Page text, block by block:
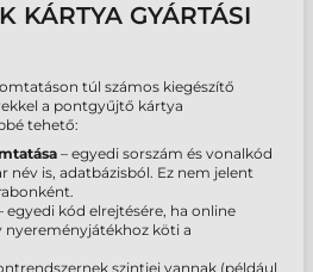
KÁRTYA GYÁRTÁSI
túl számos kiegészítő
a pontgyűjtő kártya
tehető:
– egyedi sorszám és vonalkód
név is, adatbázisból. Ez nem jelent
egyedi kód elrejtésére, ha online
nyereményjátékhoz köti a
szintjei vannak (például